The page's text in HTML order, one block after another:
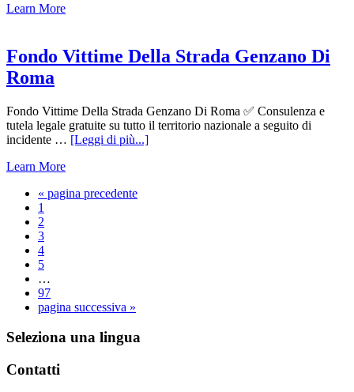
Learn More
Fondo Vittime Della Strada Genzano Di
Roma
Fondo Vittime Della Strada Genzano Di Roma ✅ Consulenza e
tutela legale gratuite su tutto il territorio nazionale a seguito di
incidente … [Leggi di più...]infoFondo
Learn More
« Vai
pagina precedente
Pagina
1
Pagina
2
Pagina
3
Pagina
4
Pagina
5
interim
omesse
…
Pagina
97
Vai
pagina successiva »
Footer
Seleziona una lingua
Contatti